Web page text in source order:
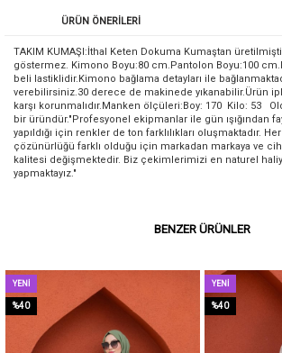
ÜRÜN ÖNERILERI
TAKIM KUMAŞI:İthal Keten Dokuma Kumaştan
göstermez. Kimono Boyu:80 cm.Pantolon Boyu:100
beli lastiklidir.Kimono bağlama detayları ile
verebilirsiniz.30 derece de makinede yıkanabilir.Ürün
karşı korunmalıdır.Manken ölçüleri:Boy: 170 Kilo: 53
bir üründür."Profesyonel ekipmanlar ile gün ışığından
yapıldığı için renkler de ton farklılıkları oluşmaktadır.
çözünürlüğü farklı olduğu için markadan markaya ve
kalitesi değişmektedir. Biz çekimlerimizi en naturel
yapmaktayız."
BENZER ÜRÜNLER
%40
YENI
ÜRÜN
%40
YENI
ÜRÜN